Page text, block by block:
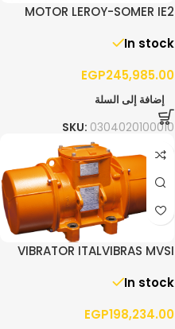
MOTOR LEROY-SOMER IE2
B3
In stock
EGP245,985.00
إضافة إلى السلة
SKU: 0304020100010
VIBRATOR ITALVIBRAS MVSI
In stock
EGP198,234.00